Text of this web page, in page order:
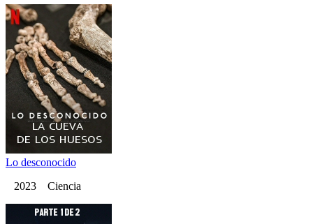
Lo desconocido
2023 Ciencia